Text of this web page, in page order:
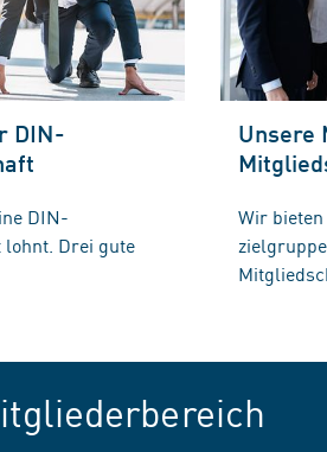
DIN-
DIN-
Drei gute
Unsere
Wir